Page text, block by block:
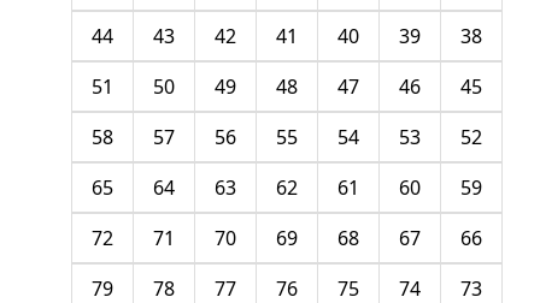
38
39
40
41
42
43
44
45
46
47
48
49
50
51
52
53
54
55
56
57
58
59
60
61
62
63
64
65
66
67
68
69
70
71
72
73
74
75
76
77
78
79